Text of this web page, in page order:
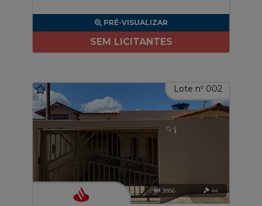
PRÉ-VISUALIZAR
SEM LICITANTES
Lote nº 002
3886 44